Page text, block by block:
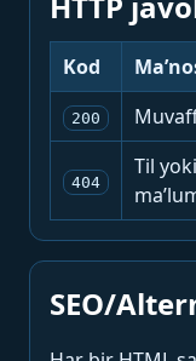
Kod
200
404
Til
SEO/